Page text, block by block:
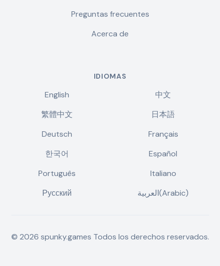
Preguntas frecuentes
Acerca de
IDIOMAS
English
中文
繁體中文
日本語
Deutsch
Français
한국어
Español
Português
Italiano
Русский
العربية(Arabic)
© 2026 spunky.games Todos los derechos reservados.